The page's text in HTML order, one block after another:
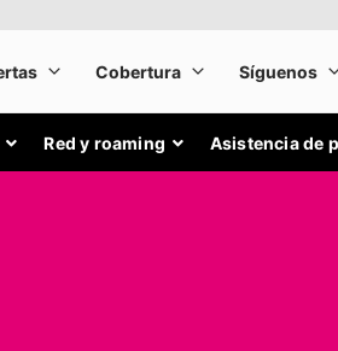
Red y roaming Asistencia de